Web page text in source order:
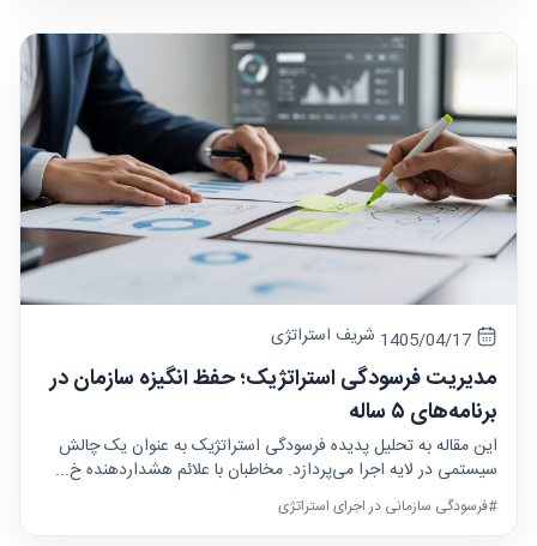
شریف استراتژی
مدیریت فرسودگی استراتژیک؛ حفظ انگیزه سازمان در
برنامه‌های ۵ ساله
این مقاله به تحلیل پدیده فرسودگی استراتژیک به عنوان یک چالش
سیستمی در لایه اجرا می‌پردازد. مخاطبان با علائم هشداردهنده خ...
#فرسودگی سازمانی در اجرای استراتژی